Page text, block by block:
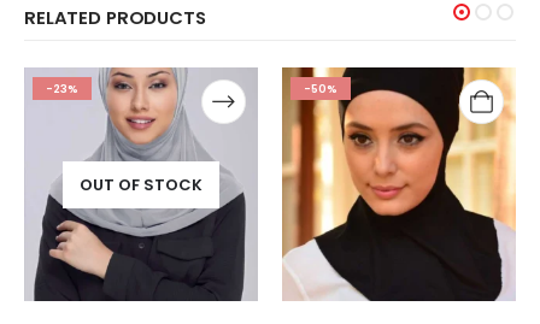
RELATED PRODUCTS
-50% -20%